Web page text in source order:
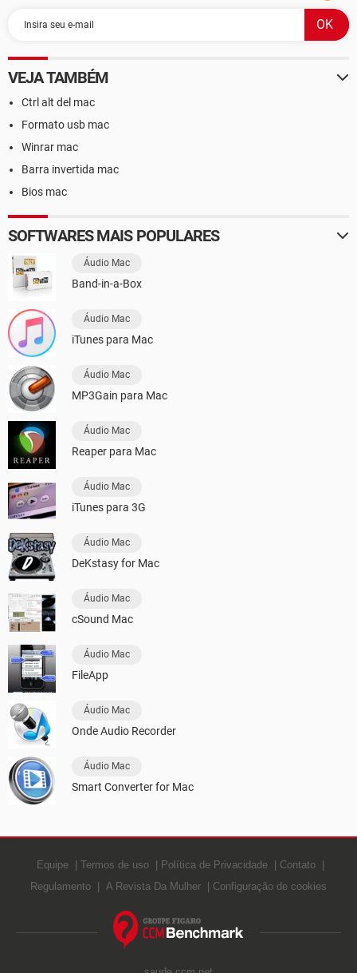
VEJA TAMBÉM
Ctrl alt del mac
Formato usb mac
Winrar mac
Barra invertida mac
Bios mac
SOFTWARES MAIS POPULARES
Áudio Mac
Band-in-a-Box
Áudio Mac
iTunes para Mac
Áudio Mac
MP3Gain para Mac
Áudio Mac
Reaper para Mac
Áudio Mac
iTunes para 3G
Áudio Mac
DeKstasy for Mac
Áudio Mac
cSound Mac
Áudio Mac
FileApp
Áudio Mac
Onde Audio Recorder
Áudio Mac
Smart Converter for Mac
Equipe Termos de uso Política de Privacidade
Contato
Regulamento
A Revista Da Mulher Configuração de cookies